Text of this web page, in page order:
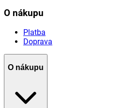
O nákupu
Platba
Doprava
O nákupu